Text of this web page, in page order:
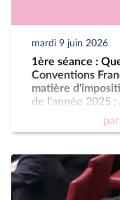
mardi 9 juin 2026
1ère séance :
Conventions
matière
de l'année 2025
sécurité sociale